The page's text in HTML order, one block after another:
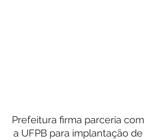
Prefeitura firma parceria com
a UFPB para implantação de